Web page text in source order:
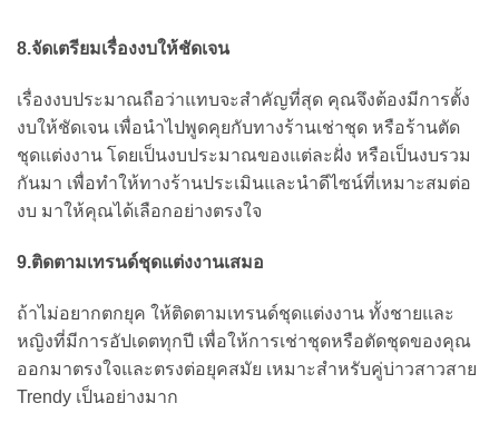
8.จัดเตรียมเรื่องงบให้ชัดเจน
เรื่องงบประมาณถือว่าแทบจะสำคัญที่สุด คุณจึงต้องมีการตั้ง
งบให้ชัดเจน เพื่อนำไปพูดคุยกับทางร้านเช่าชุด หรือร้านตัด
ชุดแต่งงาน โดยเป็นงบประมาณของแต่ละฝั่ง หรือเป็นงบรวม
กันมา เพื่อทำให้ทางร้านประเมินและนำดีไซน์ที่เหมาะสมต่อ
งบ มาให้คุณได้เลือกอย่างตรงใจ
9.ติดตามเทรนด์ชุดแต่งงานเสมอ
ถ้าไม่อยากตกยุค ให้ติดตามเทรนด์ชุดแต่งงาน ทั้งชายและ
หญิงที่มีการอัปเดตทุกปี เพื่อให้การเช่าชุดหรือตัดชุดของคุณ
ออกมาตรงใจและตรงต่อยุคสมัย เหมาะสำหรับคู่บ่าวสาวสาย
Trendy เป็นอย่างมาก